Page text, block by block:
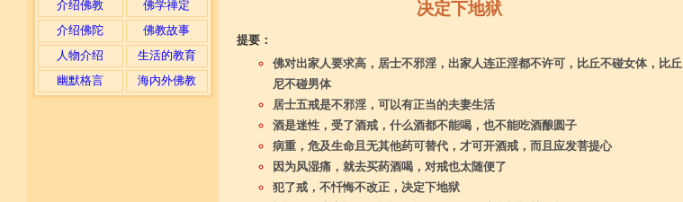
介绍佛教
佛学禅定
介绍佛陀
佛教故事
人物介绍
生活的教育
幽默格言
海内外佛教
决定下地狱
提要：
佛对出家人要求高，居士不邪淫，出家人连正淫都不许可，比丘不碰女体，比丘
尼不碰男体
居士五戒是不邪淫，可以有正当的夫妻生活
酒是迷性，受了酒戒，什么酒都不能喝，也不能吃酒酿圆子
病重，危及生命且无其他药可替代，才可开酒戒，而且应发菩提心
因为风湿痛，就去买药酒喝，对戒也太随便了
犯了戒，不忏悔不改正，决定下地狱